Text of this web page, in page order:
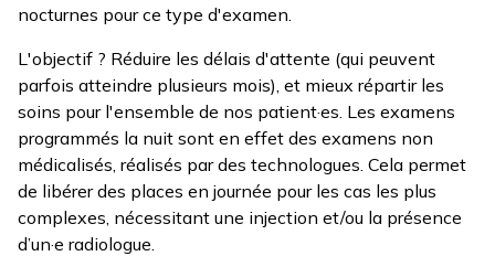
nocturnes pour ce type d'examen.
L'objectif ? Réduire les délais d'attente (qui peuvent
parfois atteindre plusieurs mois), et mieux répartir les
soins pour l'ensemble de nos patient·es. Les examens
programmés la nuit sont en effet des examens non
médicalisés, réalisés par des technologues. Cela permet
de libérer des places en journée pour les cas les plus
complexes, nécessitant une injection et/ou la présence
d’un·e radiologue.